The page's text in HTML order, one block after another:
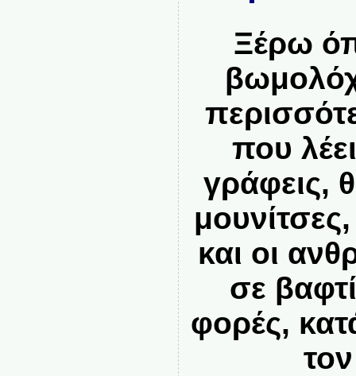
Ξέρω
που
γράφεις,
και οι
σε
φορές,